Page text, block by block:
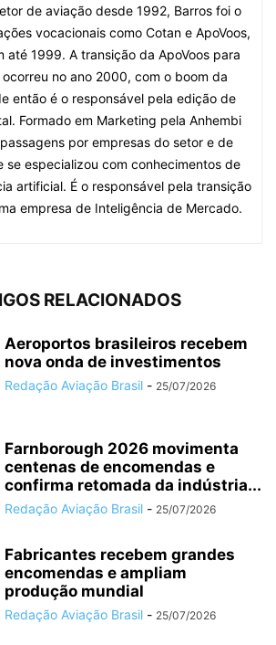
de aviação desde 1992, Barros foi o
vocacionais como Cotan e ApoVoos,
até 1999. A transição da ApoVoos para
ocorreu no ano 2000, com o boom da
então é o responsável pela edição de
Formado em Marketing pela Anhembi
por empresas do setor e de
se especializou com conhecimentos de
artificial. É o responsável pela transição
empresa de Inteligência de Mercado.
RELACIONADOS
Aeroportos brasileiros recebem
nova onda de investimentos
Redação Aviação Brasil - 25/07/2026
Farnborough 2026 movimenta
centenas de encomendas e
confirma retomada da indústria...
Redação Aviação Brasil - 25/07/2026
Fabricantes recebem grandes
encomendas e ampliam
produção mundial
Redação Aviação Brasil - 25/07/2026